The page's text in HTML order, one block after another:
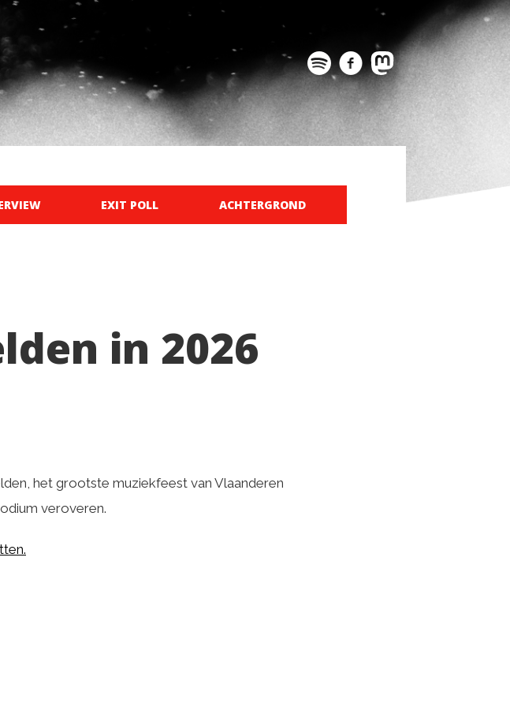
EXIT POLL ACHTERGROND
in 2026
het grootste muziekfeest van Vlaanderen
veroveren.